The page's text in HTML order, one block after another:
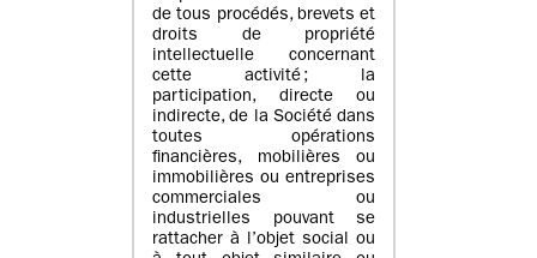
de tous procédés, brevets et
droits de propriété
intellectuelle concernant
cette activité ; la
participation, directe ou
indirecte, de la Société dans
toutes opérations
financières, mobilières ou
immobilières ou entreprises
commerciales ou
industrielles pouvant se
rattacher à l’objet social ou